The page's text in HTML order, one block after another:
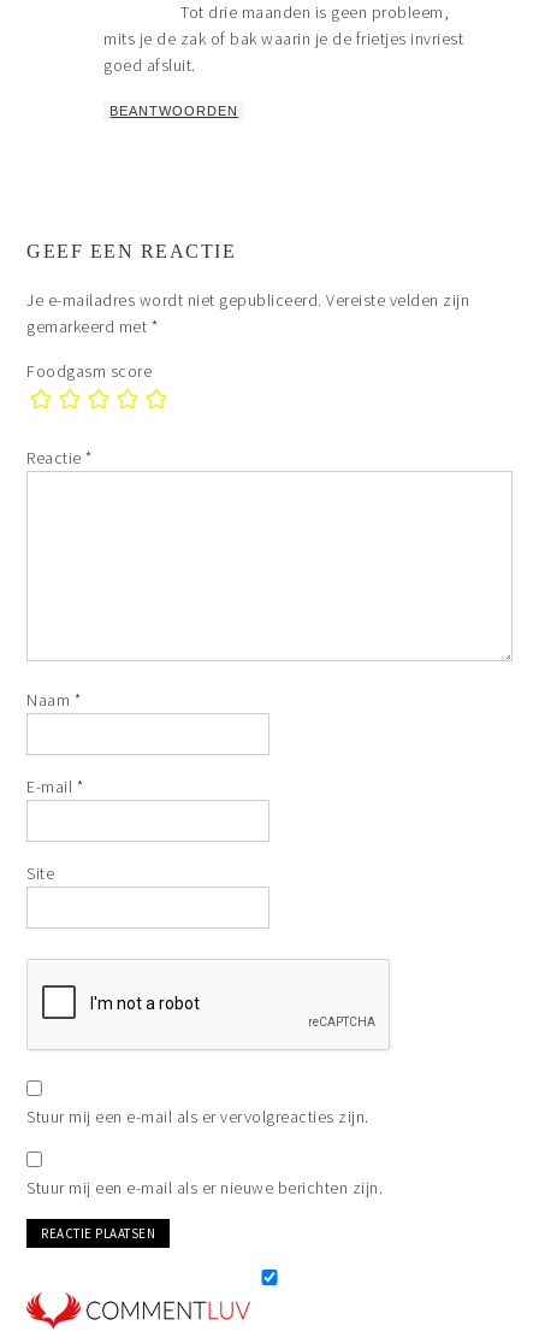
Tot drie maanden is geen probleem,
mits je de zak of bak waarin je de frietjes invriest
goed afsluit.
BEANTWOORDEN
GEEF EEN REACTIE
Je e-mailadres wordt niet gepubliceerd. Vereiste velden zijn
gemarkeerd met *
Foodgasm score
Reactie*
Naam *
E-mail *
Site
Stuur mij een e-mail als er vervolgreacties zijn.
Stuur mij een e-mail als er nieuwe berichten zijn.